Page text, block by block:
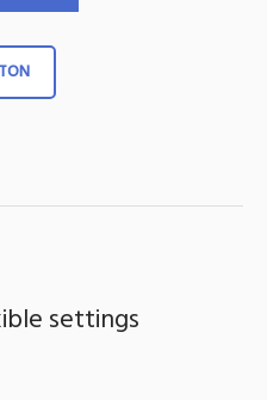
settings